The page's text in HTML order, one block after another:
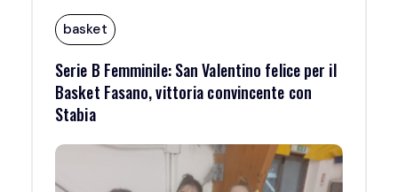
basket
Serie B Femminile: San Valentino felice per il
Basket Fasano, vittoria convincente con
Stabia